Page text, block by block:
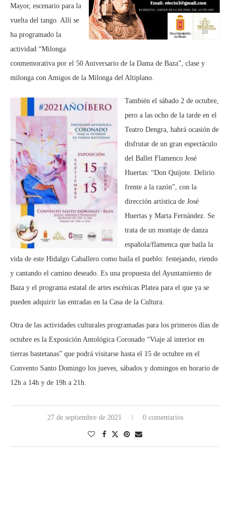
Mayor, escenario para la
vuelta del tango. Allí se
ha programado la
actividad “Milonga
conmemorativa por el 50 Aniversario de la Dama de Baza”, clase y
milonga con Amigos de la Milonga del Altiplano.
También el sábado 2 de octubre,
pero a las ocho de la tarde en el
Teatro Dengra, habrá ocasión de
disfrutar de un gran espectáculo
del Ballet Flamenco José
Huertas: “Don Quijote. Delirio
frente a la razón”, con la
dirección artística de José
Huertas y Marta Fernández. Se
trata de un montaje de danza
española/flamenca que baila la
vida de este Hidalgo Caballero como baila el pueblo: festejando, riendo
y cantando el camino deseado. Es una propuesta del Ayuntamiento de
Baza y el programa estatal de artes escénicas Platea para el que ya se
pueden adquirir las entradas en la Casa de la Cultura.
Otra de las actividades culturales programadas para los primeros días de
octubre es la Exposición Antológica Coronado “Viaje al interior en
tierras bastetanas” que podrá visitarse hasta el 15 de octubre en el
Convento Santo Domingo los jueves, sábados y domingos en horario de
12h a 14h y de 19h a 21h.
27 de septiembre de 2021 0 comentarios